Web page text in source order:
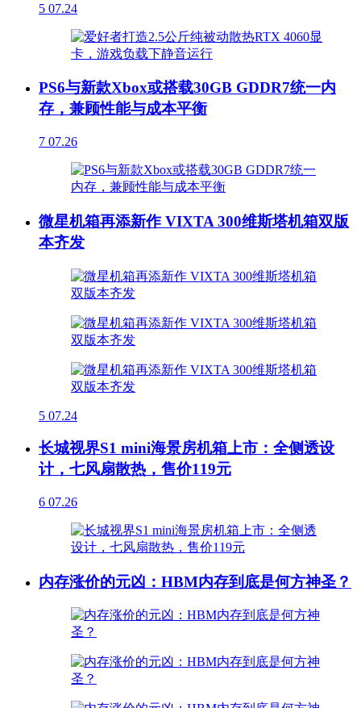
5 07.24
PS6与新款Xbox或搭载30GB GDDR7统一内
存，兼顾性能与成本平衡
7 07.26
微星机箱再添新作 VIXTA 300维斯塔机箱双版
本齐发
5 07.24
长城视界S1 mini海景房机箱上市：全侧透设
计，七风扇散热，售价119元
6 07.26
内存涨价的元凶：HBM内存到底是何方神圣？